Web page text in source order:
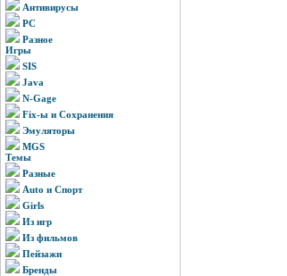
Антивирусы
PC
Разное
Игры
SIS
Java
N-Gage
Fix-ы и Сохранения
Эмуляторы
MGS
Темы
Разные
Auto и Спорт
Girls
Из игр
Из фильмов
Пейзажи
Бренды